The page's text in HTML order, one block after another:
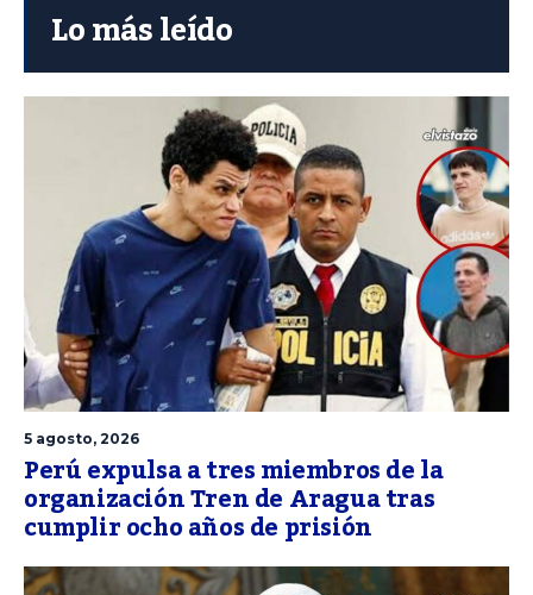
Lo más leído
5 agosto, 2026
Perú expulsa a tres miembros de la
organización Tren de Aragua tras
cumplir ocho años de prisión